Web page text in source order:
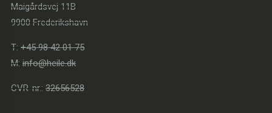
Maigårdsvej 11B
9900 Frederikshavn
T: +45 98 42 01 75
M: info@heile.dk
CVR-nr.: 32656528